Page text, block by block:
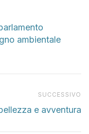
ambientale
SUCCESSIVO
e avventura